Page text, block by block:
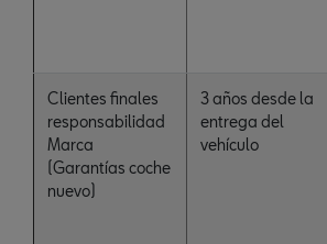
Clientes finales
responsabilidad
Marca
(Garantías coche
nuevo)
3 años desde la
entrega del
vehículo